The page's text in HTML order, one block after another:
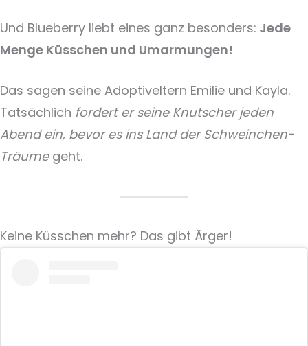
Und Blueberry liebt eines ganz besonders: Jede
Menge Küsschen und Umarmungen!
Das sagen seine Adoptiveltern Emilie und Kayla.
Tatsächlich fordert er seine Knutscher jeden
Abend ein, bevor es ins Land der Schweinchen-
Träumegeht.
Keine Küsschen mehr? Das gibt Ärger!